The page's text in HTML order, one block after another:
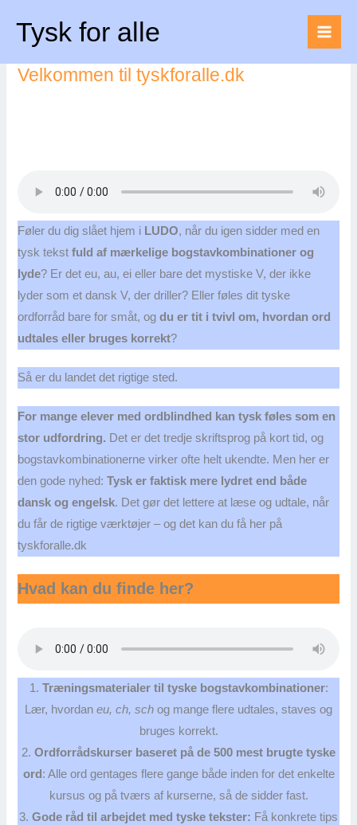
Tysk for alle
Velkommen til tyskforalle.dk
Føler du dig slået hjem i LUDO, når du igen sidder med en
tysk tekstfuld af mærkelige bogstavkombinationer og
lyde? Er det eu, au, ei eller bare det mystiske V, der ikke
lyder som et dansk V, der driller? Eller føles dit tyske
ordforråd bare for småt, ogdu er tit i tvivl om, hvordan ord
udtales eller bruges korrekt?
Så er du landet det rigtige sted.
For mange elever med ordblindhed kan tysk føles som en
stor udfordring. Det er det tredje skriftsprog på kort tid, og
bogstavkombinationerne virker ofte helt ukendte. Men her er
den gode nyhed:Tysk er faktisk mere lydret end både
dansk og engelsk. Det gør det lettere at læse og udtale, når
du får de rigtige værktøjer – og det kan du få her på
tyskforalle.dk
Hvad kan du finde her?
1. Træningsmaterialer til tyske bogstavkombinationer:
Lær, hvordan eu, ch, sch og mange flere udtales, staves og
bruges korrekt.
2. Ordforrådskurser baseret på de 500 mest brugte tyske
ord : Alle ord gentages flere gange både inden for det enkelte
kursus og på tværs af kurserne, så de sidder fast.
3. Gode råd til arbejdet med tyske tekster: Få konkrete tips